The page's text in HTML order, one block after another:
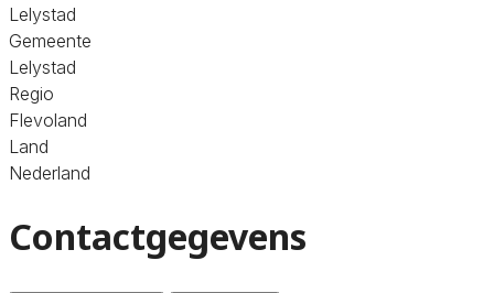
Lelystad
Gemeente
Lelystad
Regio
Flevoland
Land
Nederland
Contactgegevens